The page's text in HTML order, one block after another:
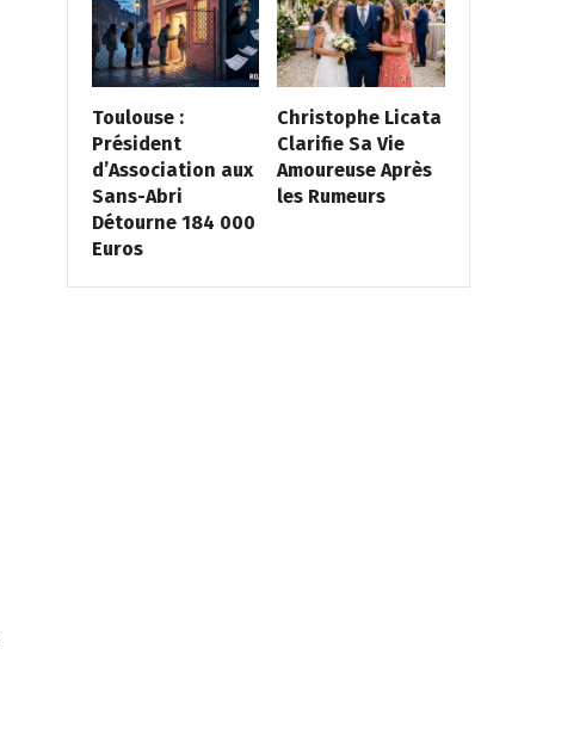
Toulouse :
Président
d’Association aux
Sans-Abri
Détourne 184 000
Euros
Christophe Licata
Clarifie Sa Vie
Amoureuse Après
les Rumeurs